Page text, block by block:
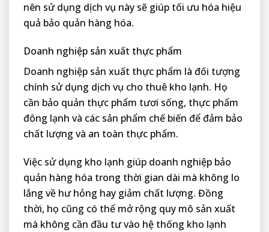
nên sử dụng dịch vụ này sẽ giúp tối ưu hóa hiệu
quả bảo quản hàng hóa.
Doanh nghiệp sản xuất thực phẩm
Doanh nghiệp sản xuất thực phẩm là đối tượng
chính sử dụng dịch vụ cho thuê kho lạnh. Họ
cần bảo quản thực phẩm tươi sống, thực phẩm
đông lạnh và các sản phẩm chế biến để đảm bảo
chất lượng và an toàn thực phẩm.
Việc sử dụng kho lạnh giúp doanh nghiệp bảo
quản hàng hóa trong thời gian dài mà không lo
lắng về hư hỏng hay giảm chất lượng. Đồng
thời, họ cũng có thể mở rộng quy mô sản xuất
mà không cần đầu tư vào hệ thống kho lạnh